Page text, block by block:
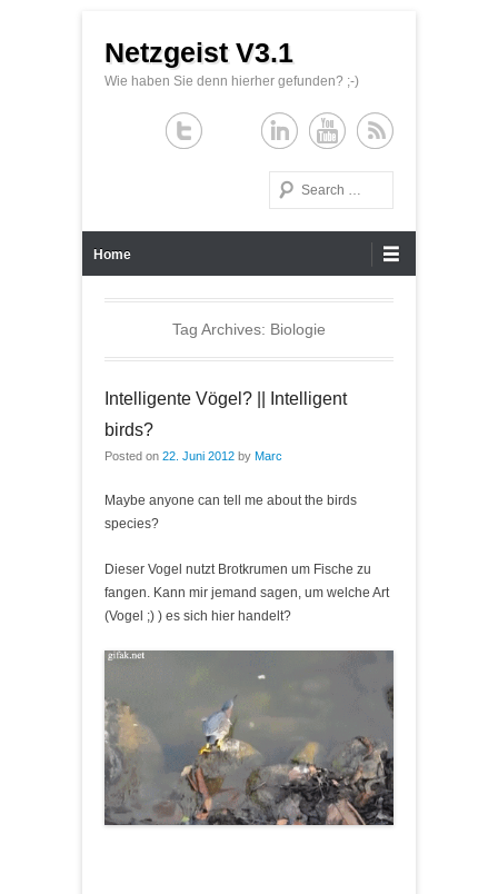
Netzgeist V3.1
Wie haben Sie denn hierher gefunden? ;-)
Search
Home
Tag Archives: Biologie
Intelligente Vögel? || Intelligent
birds?
Posted on 22. Juni 2012 by Marc
Maybe anyone can tell me about the birds
species?
Dieser Vogel nutzt Brotkrumen um Fische zu
fangen. Kann mir jemand sagen, um welche Art
(Vogel ;) ) es sich hier handelt?